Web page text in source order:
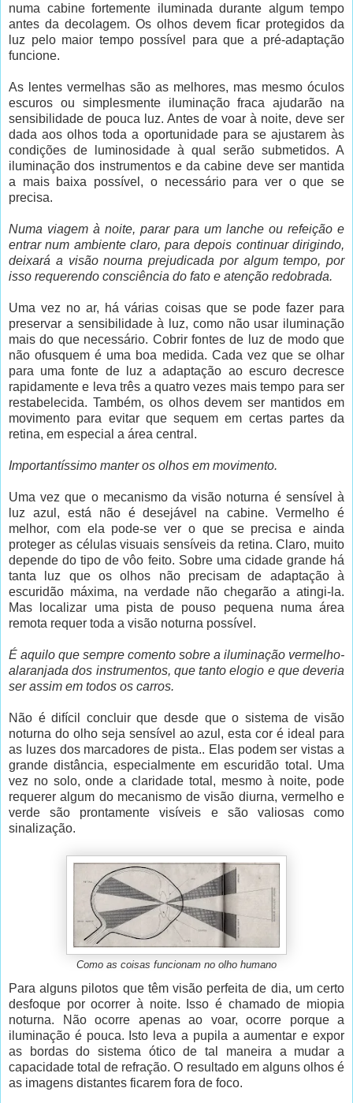
numa cabine fortemente iluminada durante algum tempo
antes da decolagem. Os olhos devem ficar protegidos da
luz pelo maior tempo possível para que a pré-adaptação
funcione.
As lentes vermelhas são as melhores, mas mesmo óculos
escuros ou simplesmente iluminação fraca ajudarão na
sensibilidade de pouca luz. Antes de voar à noite, deve ser
dada aos olhos toda a oportunidade para se ajustarem às
condições de luminosidade à qual serão submetidos. A
iluminação dos instrumentos e da cabine deve ser mantida
a mais baixa possível, o necessário para ver o que se
precisa.
Numa viagem à noite, parar para um lanche ou refeição e
entrar num ambiente claro, para depois continuar dirigindo,
deixará a visão nourna prejudicada por algum tempo, por
isso requerendo consciência do fato e atenção redobrada.
Uma vez no ar, há várias coisas que se pode fazer para
preservar a sensibilidade à luz, como não usar iluminação
mais do que necessário. Cobrir fontes de luz de modo que
não ofusquem é uma boa medida. Cada vez que se olhar
para uma fonte de luz a adaptação ao escuro decresce
rapidamente e leva três a quatro vezes mais tempo para ser
restabelecida. Também, os olhos devem ser mantidos em
movimento para evitar que sequem em certas partes da
retina, em especial a área central.
Importantíssimo manter os olhos em movimento.
Uma vez que o mecanismo da visão noturna é sensível à
luz azul, está não é desejável na cabine. Vermelho é
melhor, com ela pode-se ver o que se precisa e ainda
proteger as células visuais sensíveis da retina. Claro, muito
depende do tipo de vôo feito. Sobre uma cidade grande há
tanta luz que os olhos não precisam de adaptação à
escuridão máxima, na verdade não chegarão a atingi-la.
Mas localizar uma pista de pouso pequena numa área
remota requer toda a visão noturna possível.
É aquilo que sempre comento sobre a iluminação vermelho-
alaranjada dos instrumentos, que tanto elogio e que deveria
ser assim em todos os carros.
Não é difícil concluir que desde que o sistema de visão
noturna do olho seja sensível ao azul, esta cor é ideal para
as luzes dos marcadores de pista.. Elas podem ser vistas a
grande distância, especialmente em escuridão total. Uma
vez no solo, onde a claridade total, mesmo à noite, pode
requerer algum do mecanismo de visão diurna, vermelho e
verde são prontamente visíveis e são valiosas como
sinalização.
Como as coisas funcionam no olho humano
Para alguns pilotos que têm visão perfeita de dia, um certo
desfoque por ocorrer à noite. Isso é chamado de miopia
noturna. Não ocorre apenas ao voar, ocorre porque a
iluminação é pouca. Isto leva a pupila a aumentar e expor
as bordas do sistema ótico de tal maneira a mudar a
capacidade total de refração. O resultado em alguns olhos é
as imagens distantes ficarem fora de foco.